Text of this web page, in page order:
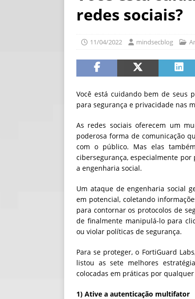
[ 06/08/
[ 06/08/
redes sociais?
11/04/2022 mindsecblog
Você está cuidando bem de seus
para segurança e privacidade nas
As redes sociais oferecem um
poderosa forma de comunicação
com o público. Mas elas
cibersegurança, especialmente
a engenharia social.
Um ataque de engenharia social
em potencial, coletando
para contornar os protocolos de
de finalmente manipulá-lo para
ou violar políticas de segurança.
Para se proteger, o FortiGuard
listou as sete melhores
colocadas em práticas por qualquer
1) Ative a autenticação multifator